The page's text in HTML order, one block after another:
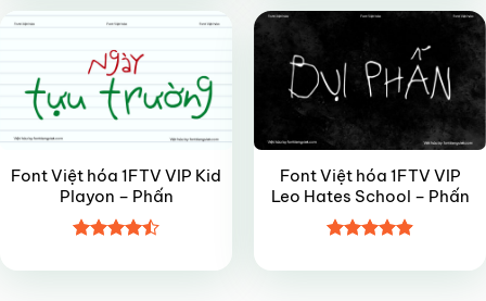
Font Việt hóa 1FTV VIP Kid
Playon – Phấn
hạng4.45
Font Việt hóa 1FTV VIP
Leo Hates School – Phấn
hạng4.95